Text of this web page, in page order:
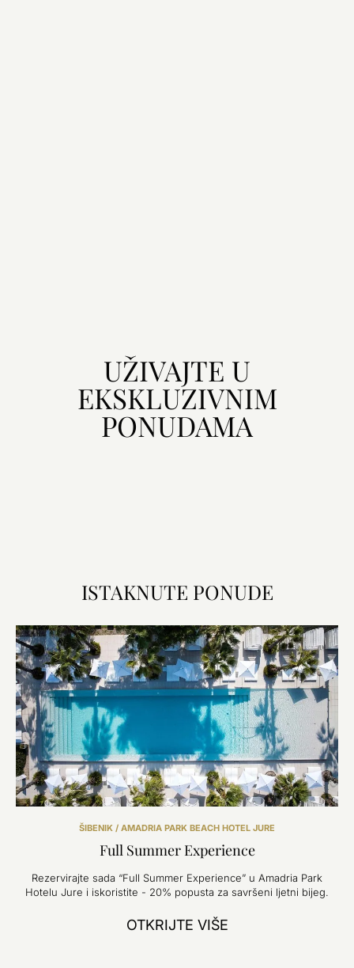
UŽIVAJTE U
EKSKLUZIVNIM
PONUDAMA
ISTAKNUTE PONUDE
ŠIBENIK / AMADRIA PARK BEACH HOTEL JURE
Full Summer Experience
Rezervirajte sada “Full Summer Experience” u Amadria Park
Hotelu Jure i iskoristite - 20% popusta za savršeni ljetni bijeg.
OTKRIJTE VIŠE